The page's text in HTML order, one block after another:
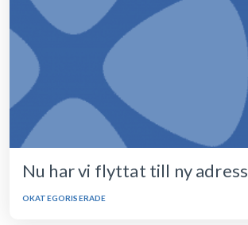
Nu har vi flyttat till ny adress
OKATEGORISERADE